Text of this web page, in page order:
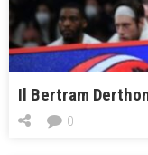
Il Bertram
0